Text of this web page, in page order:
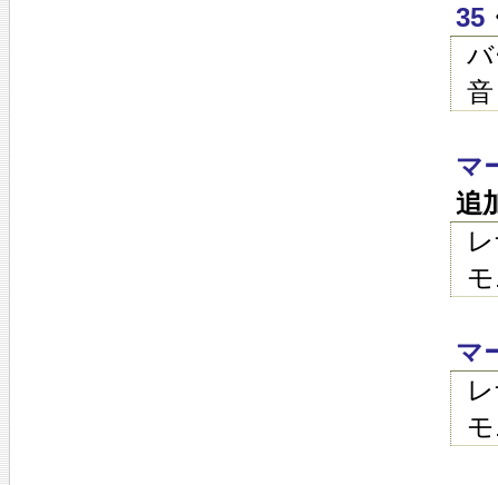
35
音
マ
追
マ